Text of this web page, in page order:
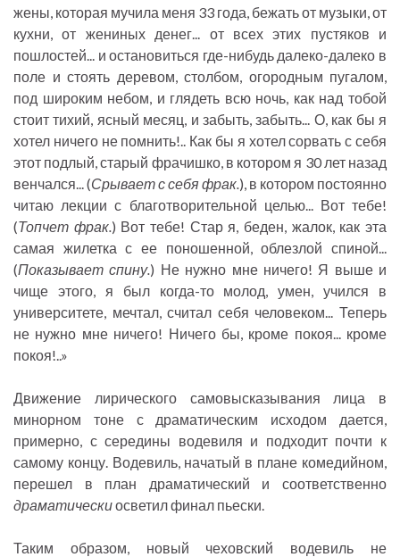
жены, которая мучила меня 33 года, бежать от музыки, от
кухни, от жениных денег... от всех этих пустяков и
пошлостей... и остановиться где-нибудь далеко-далеко в
поле и стоять деревом, столбом, огородным пугалом,
под широким небом, и глядеть всю ночь, как над тобой
стоит тихий, ясный месяц, и забыть, забыть... О, как бы я
хотел ничего не помнить!.. Как бы я хотел сорвать с себя
этот подлый, старый фрачишко, в котором я 30 лет назад
венчался... (Срывает с себя фрак. ), в котором постоянно
читаю лекции с благотворительной целью... Вот тебе!
(Топчет фрак. ) Вот тебе! Стар я, беден, жалок, как эта
самая жилетка с ее поношенной, облезлой спиной...
(Показывает спину.) Не нужно мне ничего! Я выше и
чище этого, я был когда-то молод, умен, учился в
университете, мечтал, считал себя человеком... Теперь
не нужно мне ничего! Ничего бы, кроме покоя... кроме
покоя!..»
Движение лирического самовысказывания лица в
минорном тоне с драматическим исходом дается,
примерно, с середины водевиля и подходит почти к
самому концу. Водевиль, начатый в плане комедийном,
перешел в план драматический и соответственно
драматическиосветил финал пьески.
Таким образом, новый чеховский водевиль не